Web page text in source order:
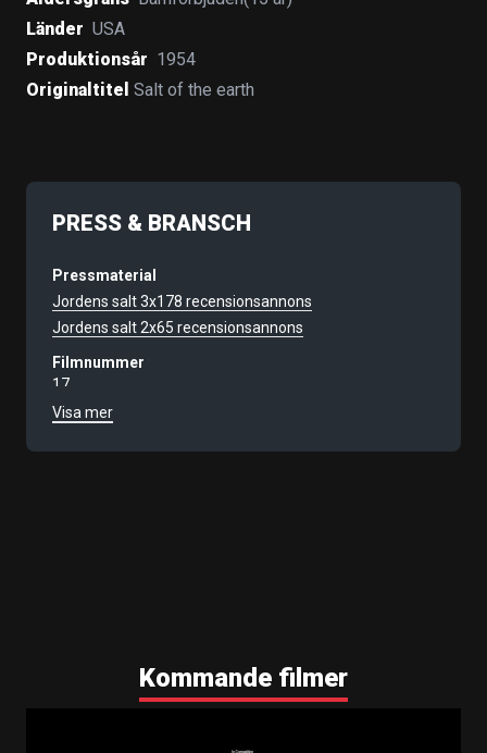
Länder USA
Produktionsår 1954
Originaltitel Salt of the earth
PRESS & BRANSCH
Pressmaterial
Jordens salt 3x178 recensionsannons
Jordens salt 2x65 recensionsannons
Filmnummer
17
Visa mer
Kommande filmer